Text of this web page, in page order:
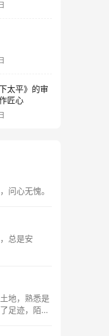
太平》的审
匠心
问心无愧。
总是安
地，熟悉是
足迹，陌生